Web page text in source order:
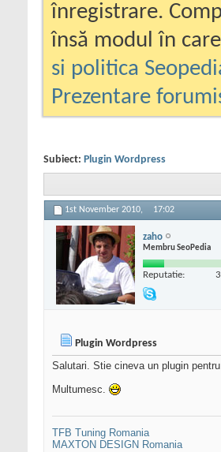
înregistrare.
însă modul în
si politica
Prezentare
Subiect: Plugin Wordpress
1st November 2010, 17:02
zaho
Membru SeoPedia
Reputatie:
Plugin Wordpress
Salutari. Stie cineva un plugin
Multumesc.
TFB Tuning Romania
MAXTON DESIGN Romania